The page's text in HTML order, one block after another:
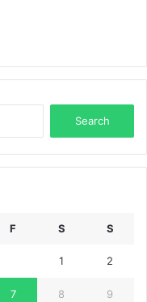
F S S
1 2
7 8 9